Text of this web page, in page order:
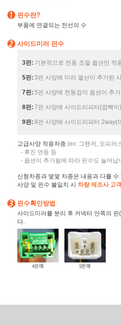
핀수란?
부품에 연결되는 전선의 수
사이드미러 핀수
3핀: 기본적으로 전동 조절 옵션만 적
5핀: 3핀 사양에 미러 열선이 추가된
7핀: 5핀 사양에 전동접이 옵션이 추
8핀: 7핀 사양에 사이드리피터(깜빡
9핀: 8핀 사양에 사이드리피터 2way(
고급사양 적용차종 (ex: 그랜저, 오피러
- 후진 연동 등
- 옵션이 추가됨에 따라 핀수도 늘어납
신형차종과 몇몇 차종은 내용과 다를 수
사양 및 핀수 불일치 시 차량 제조사 고
핀수확인방법
사이드미러를 분리 후 커넥터 안쪽의
다.